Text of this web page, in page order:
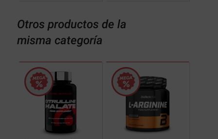
Otros productos de la
misma categoría